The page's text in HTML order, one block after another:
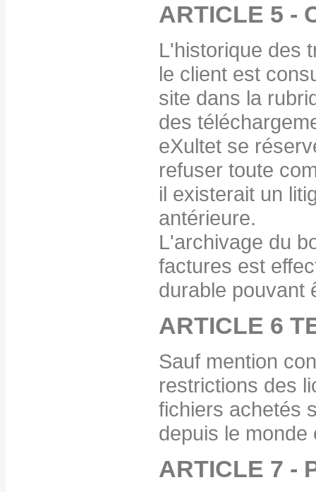
ARTICLE 5 -
L'historique des
le client est
site dans la
des
eXultet se
refuser toute
il existerait un
antérieure.
L'archivage du
factures est
durable pouvant
ARTICLE 6
Sauf mention
restrictions des
fichiers achetés
depuis le monde
ARTICLE 7 -